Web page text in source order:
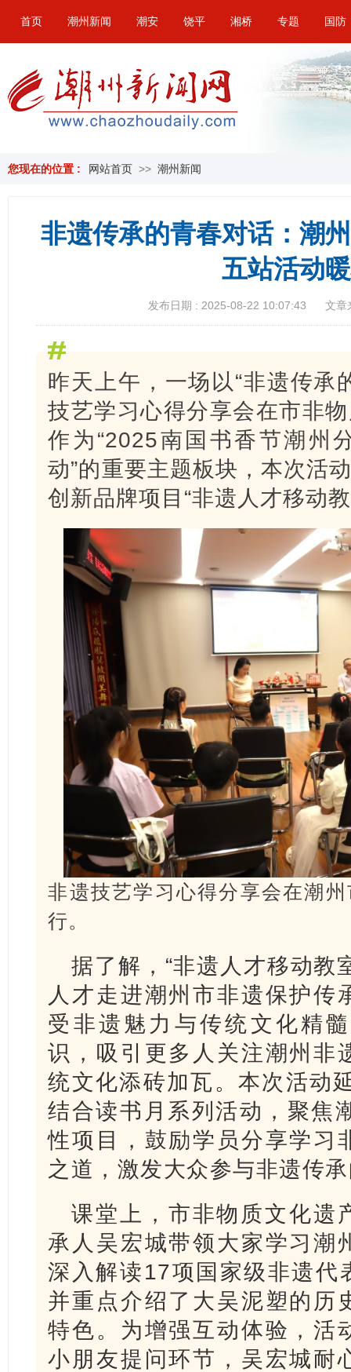
首页 潮州新闻 潮安 饶平 湘桥 专题 国防
您现在的位置 : 网站首页 >> 潮州新闻
非遗传承的青春对话：潮
五站活动
发布日期 : 2025-08-22 10:07:43 文章
昨天上午，一场以“非遗传承
技艺学习心得分享会在市非
作为“2025南国书香节潮州
动”的重要主题板块，本次活
创新品牌项目“非遗人才移动
非遗技艺学习心得分享会在潮
行。
据了解，“非遗人才移动教
人才走进潮州市非遗保护传
受非遗魅力与传统文化精
识，吸引更多人关注潮州非
统文化添砖加瓦。本次活动
结合读书月系列活动，聚焦
性项目，鼓励学员分享学习
之道，激发大众参与非遗传
课堂上，市非物质文化遗
承人吴宏城带领大家学习潮
深入解读17项国家级非遗代
并重点介绍了大吴泥塑的历
特色。为增强互动体验，活
小朋友提问环节，吴宏城耐